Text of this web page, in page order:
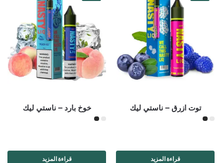
توت ازرق – ناستي ليك
قراءة المزيد
خوخ بارد – ناستي ليك
قراءة المزيد